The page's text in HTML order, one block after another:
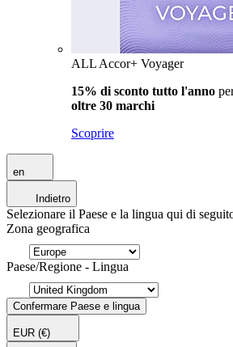
ALL Accor+ Voyager
15% di sconto tutto l'anno
oltre 30 marchi
Scoprire
en
Indietro
Selezionare il Paese e la lingua qui di
Zona geografica
Paese/Regione - Lingua
Confermare Paese e lingua
EUR (€)